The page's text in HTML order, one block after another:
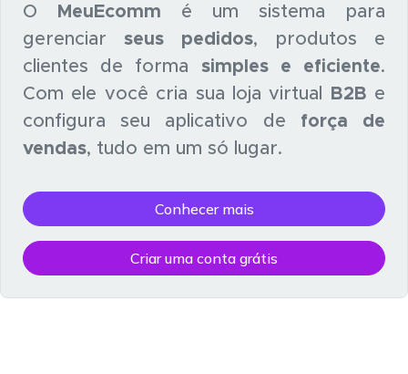
O MeuEcomm é um sistema para
gerenciar seus pedidos, produtos e
clientes de forma simples e eficiente.
Com ele você cria sua loja virtual
B2B e
configura seu aplicativo de força de
vendas, tudo em um só lugar.
Conhecer mais
Criar uma conta grátis